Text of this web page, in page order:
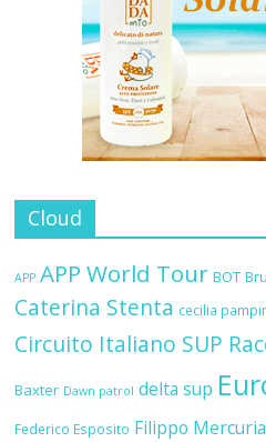
Cloud
APP APP World Tour BOT
Caterina Stenta cecilia
Circuito Italiano SUP
Baxter Dawn patrol delta sup
Federico Esposito Filippo